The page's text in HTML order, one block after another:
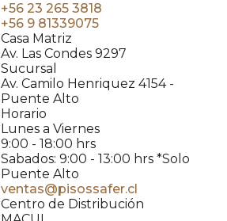
+56 23 265 3818
+56 9 81339075
Casa Matriz
Av. Las Condes 9297
Sucursal
Av. Camilo Henriquez 4154 -
Puente Alto
Horario
Lunes a Viernes
9:00 - 18:00 hrs
Sabados: 9:00 - 13:00 hrs *Solo
Puente Alto
ventas@pisossafer.cl
Centro de Distribución